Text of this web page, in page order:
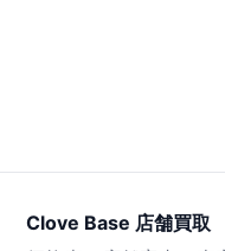
Clove Base 店舗買取